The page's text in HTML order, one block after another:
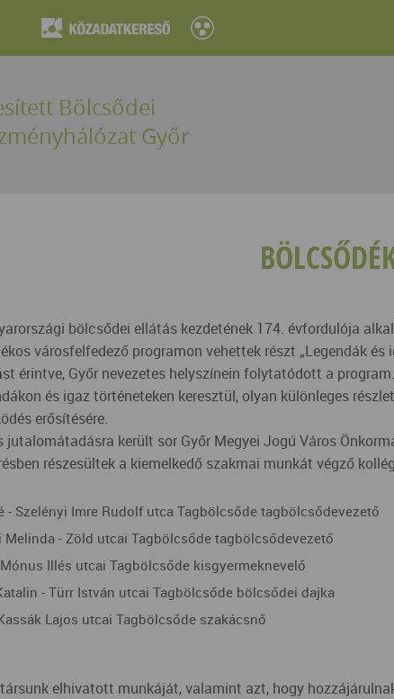
Bölcsődei
Győr
bölcsődei ellátás kezdetének 174. évfordulója
városfelfedező programon vehettek részt „Legendák
érintve, Győr nevezetes helyszínein folytatódott a
és igaz történeteken keresztül, olyan különleges
erősítésére.
jutalomátadásra került sor Győr Megyei Jogú Város
részesültek a kiemelkedő szakmai munkát végző
- Szelényi Imre Rudolf utca Tagbölcsőde tagbölcsődevezető
Melinda - Zöld utcai Tagbölcsőde tagbölcsődevezető
Illés utcai Tagbölcsőde kisgyermeknevelő
- Türr István utcai Tagbölcsőde bölcsődei dajka
Lajos utcai Tagbölcsőde szakácsnő
elhivatott munkáját, valamint azt, hogy